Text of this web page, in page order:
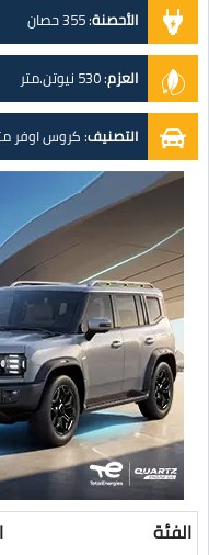
الأحصنة:355 حصان
العزم:530 نيوتن.متر
التصنيف:كروس اوفر
الفئة